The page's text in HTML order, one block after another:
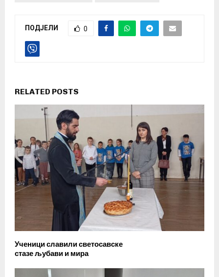
ПОДЈЕЛИ 0
RELATED POSTS
Ученици славили светосавске
стазе љубави и мира